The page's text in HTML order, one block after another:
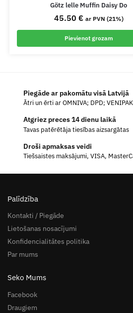
Götz lelle Muffin Daisy Do
45.50 € ar PVN (21%)
Pievienot grozam
Piegāde ar pakomātu visā Latvijā
Ātri un ērti ar OMNIVA; DPD; VENIPAK
Atgriez preces 14 dienu laikā
Tavas patērētāja tiesības aizsargātas
Droši apmaksas veidi
Tiešsaistes maksājumi, VISA,
Palīdzība
Kontakti / Piegāde
Lietošanas nosacījumi
Konfidencialitātes politika
Par mums
Seko Mums
Facebook
Draugiem